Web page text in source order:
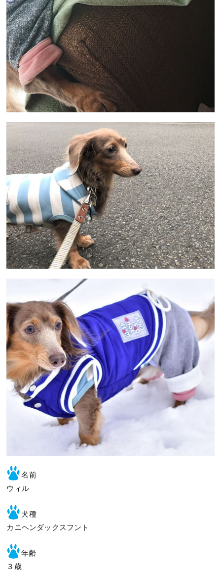
名前
ウィル
犬種
カニヘンダックスフント
年齢
３歳